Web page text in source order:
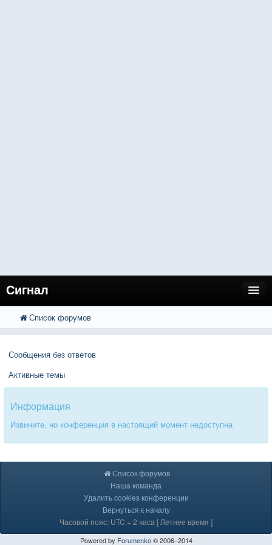
Сигнал
FAQ
Вход
Расширенный поиск
Список форумов
Сообщения без ответов
Активные темы
Информация
Извините, но конференция в настоящий момент недоступна
Список форумов
Наша команда
Удалить cookies конференции
Вернуться к началу
Часовой пояс: UTC + 2 часа [ Летнее время ]
Powered by Forumenko© 2006–2014